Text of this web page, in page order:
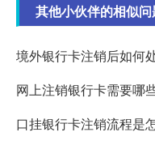
其他小伙伴的相似问
境外银行卡注销后如何
网上注销银行卡需要哪
口挂银行卡注销流程是